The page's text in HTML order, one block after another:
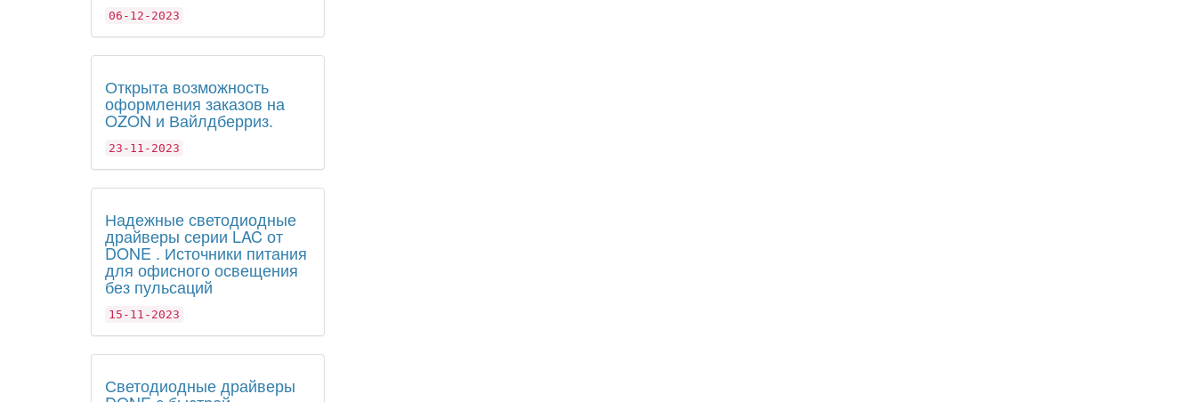
06-12-2023
Открыта возможность
оформления заказов на
OZON и Вайлдберриз.
23-11-2023
Надежные светодиодные
драйверы серии LAC от
DONE . Источники питания
для офисного освещения
без пульсаций
15-11-2023
Светодиодные драйверы